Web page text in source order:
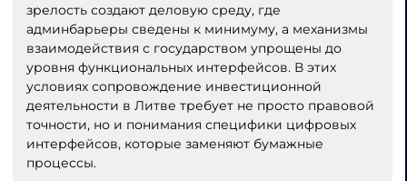
зрелость создают деловую среду, где
админбарьеры сведены к минимуму, а механизмы
взаимодействия с государством упрощены до
уровня функциональных интерфейсов. В этих
условиях сопровождение инвестиционной
деятельности в Литве требует не просто правовой
точности, но и понимания специфики цифровых
интерфейсов, которые заменяют бумажные
процессы.